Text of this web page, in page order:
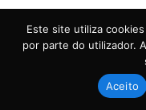
TÉCNICO EM
Ensino médio
Experiência
Possuir CNH B
Este site utiliza
por parte do utilizador.
Aceito